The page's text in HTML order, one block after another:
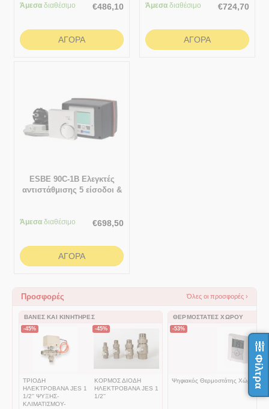
Φίλτρα
Άμεσα διαθέσιμο €486,10
ΑΓΟΡΆ
Άμεσα διαθέσιμο €724,70
ΑΓΟΡΆ
ESBE 90C-1B Ελεγκτές
αντιστάθμισης 5 είσοδοι &
Άμεσα διαθέσιμο €698,50
ΑΓΟΡΆ
Προσφορές Όλες οι προσφορές ›
ΒΆΝΕΣ ΚΑΙ ΚΙΝΗΤΉΡΕΣ
-45%
ΤΡΙΟΔΗ
ΗΛΕΚΤΡΟΒΑΝΑ JES 1
1/2'' ΨΥΞΗΣ-
ΚΛΙΜΑΤΙΣΜΟΥ-
-45%
ΚΟΡΜΟΣ ΔΙΟΔΗ
ΗΛΕΚΤΡΟΒΑΝΑ JES 1
1/2''
ΘΕΡΜΟΣΤΆΤΕΣ ΧΏΡΟΥ
-53%
Ψηφιακός Θερμοστάτης Χώρου BT-